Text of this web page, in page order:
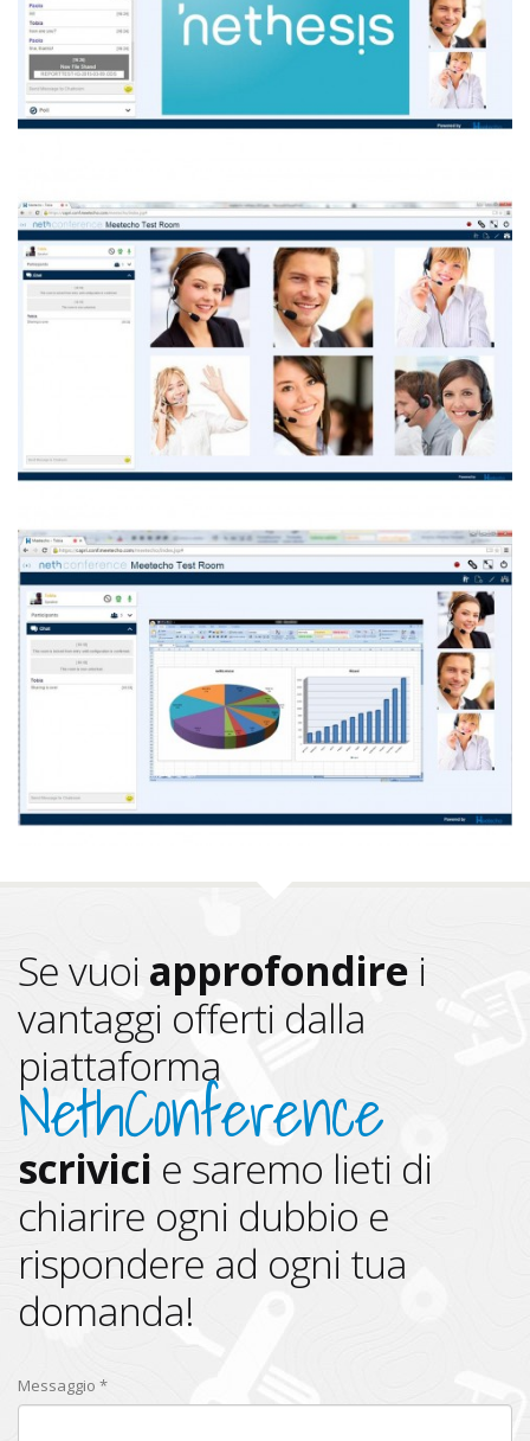
Se vuoi approfondire i
vantaggi offerti dalla
piattaforma
NethConference
scrivici e saremo lieti di
chiarire ogni dubbio e
rispondere ad ogni tua
domanda!
Messaggio *